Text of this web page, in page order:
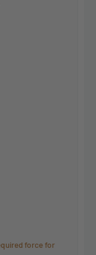
force for